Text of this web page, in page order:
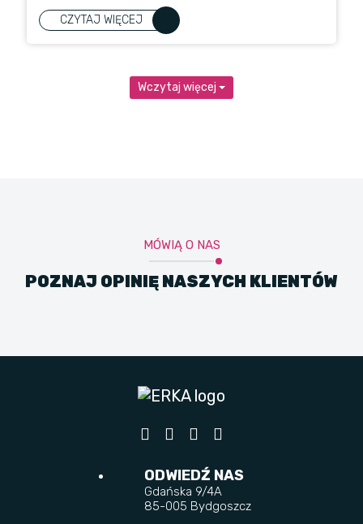
CZYTAJ WIĘCEJ
Wczytaj więcej
MÓWIĄ O NAS
POZNAJ OPINIĘ NASZYCH KLIENTÓW
ODWIEDŹ NAS
Gdańska 9/4A
85-005 Bydgoszcz